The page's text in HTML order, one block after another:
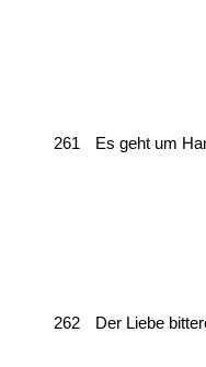
261 Es geht um
262 Der Liebe